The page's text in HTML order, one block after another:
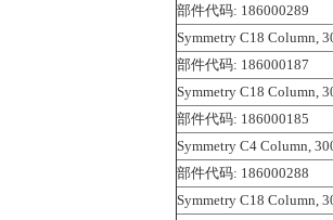
部件代码: 186000289
Symmetry C18 Column,
部件代码: 186000187
Symmetry C18 Column,
部件代码: 186000185
Symmetry C4 Column,
部件代码: 186000288
Symmetry C18 Column,